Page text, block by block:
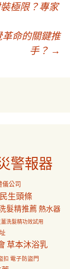
極限？專家
命的關鍵推
手？ →
警報器
儀公司
民生頭條
髮精推薦 熱水器
洗髮精功效試用
草本沐浴乳
扣 電子防盜門